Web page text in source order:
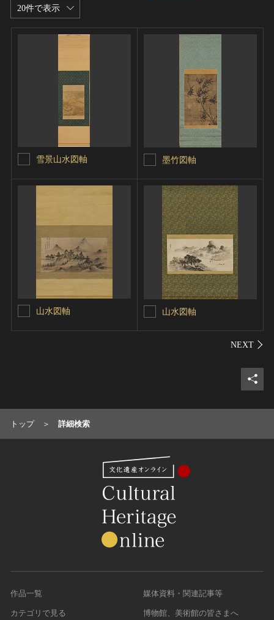
20件で表示
雪景山水図軸 墨竹図軸
山水図軸 山水図軸
シェ
トップ 詳細検索
作品一覧
カテゴリで見る
媒体資料・関連記事等
博物館、美術館の皆さまへ